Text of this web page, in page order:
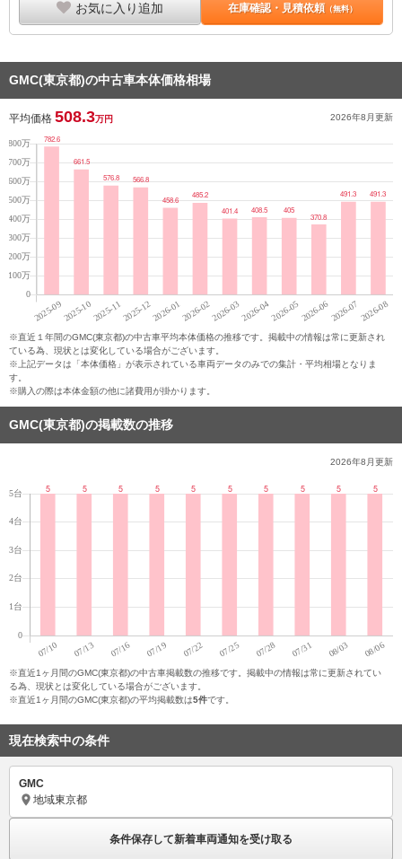
お気に入り追加 在庫確認・見積依頼（無料）
GMC(東京都)の中古車本体価格相場
平均価格 508.3万円 2026年8月更新
※直近１年間のGMC(東京都)の中古車平均本体価格の推移です。掲載中の情報は常に更新され
ている為、現状とは変化している場合がございます。
※上記データは「本体価格」が表示されている車両データのみでの集計・平均相場となりま
す。
※購入の際は本体金額の他に諸費用が掛かります。
GMC(東京都)の掲載数の推移
2026年8月更新
※直近1ヶ月間のGMC(東京都)の中古車掲載数の推移です。掲載中の情報は常に更新されてい
る為、現状とは変化している場合がございます。
※直近1ヶ月間のGMC(東京都)の平均掲載数は5件です。
現在検索中の条件
GMC
地域東京都
条件保存して新着車両通知を受け取る